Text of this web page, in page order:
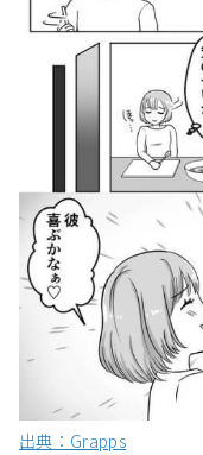
出典：Grapps